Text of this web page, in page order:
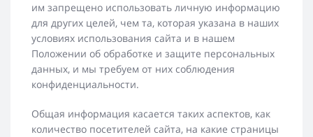
им запрещено использовать личную информацию
для других целей, чем та, которая указана в наших
условиях использования сайта и в нашем
Положении об обработке и защите персональных
данных, и мы требуем от них соблюдения
конфиденциальности.
Общая информация касается таких аспектов, как
количество посетителей сайта, на какие страницы